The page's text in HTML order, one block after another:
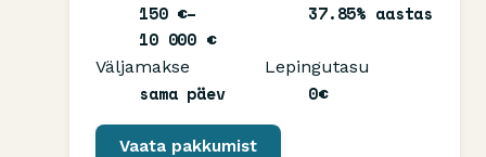
150 €–
10 000 €
37.85% aastas
Väljamakse
sama päev
Lepingutasu
0€
Vaata pakkumist